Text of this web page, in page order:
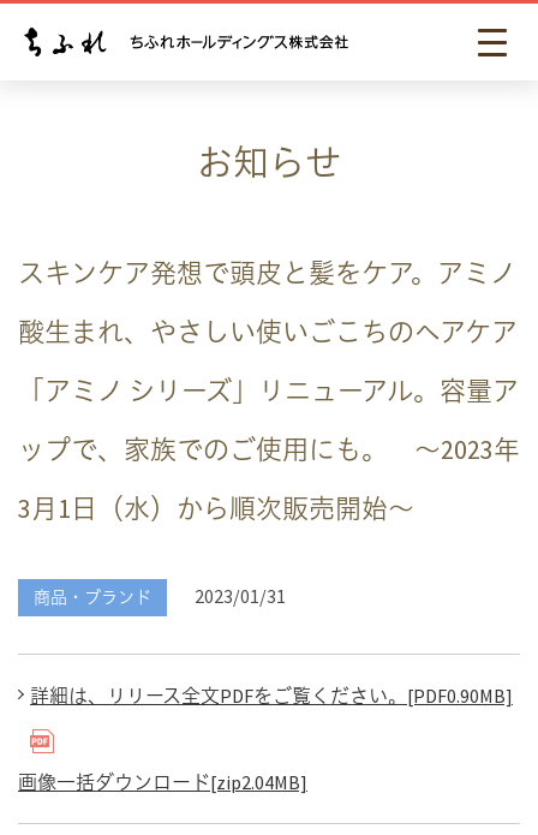
お知らせ
スキンケア発想で頭皮と髪をケア。アミノ
酸生まれ、やさしい使いごこちのヘアケア
「アミノ シリーズ」リニューアル。容量ア
ップで、家族でのご使用にも。 ～2023年
3月1日（水）から順次販売開始～
商品・ブランド 2023/01/31
詳細は、リリース全文PDFをご覧ください。[PDF0.90MB]
画像一括ダウンロード[zip2.04MB]